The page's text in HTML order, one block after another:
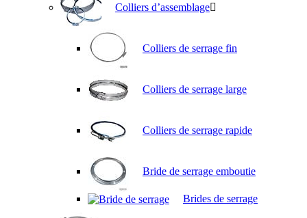
Colliers d’assemblage
Colliers de serrage fin
Colliers de serrage large
Colliers de serrage rapide
Bride de serrage emboutie
Brides de serrage